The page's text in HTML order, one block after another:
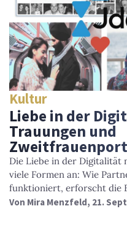
Kultur
Liebe in der
Trauungen und
Die Liebe in der Digitalität
viele Formen an: Wie
funktioniert, erforscht die
Von Mira Menzfeld, 21.